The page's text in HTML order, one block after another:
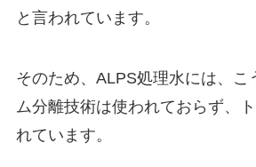
と言われています。
そのため、ALPS処理水には、こ
ム分離技術は使われておらず、
れています。